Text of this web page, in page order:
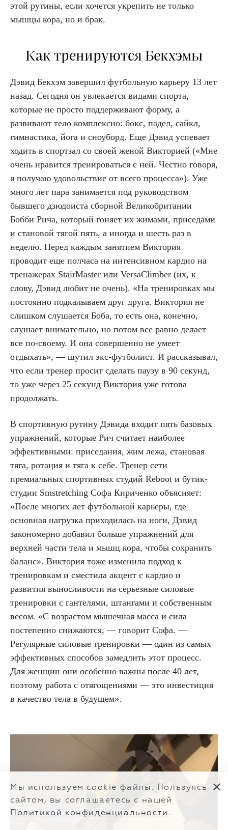
этой рутины, если хочется укрепить не только
мышцы кора, но и брак.
Как тренируются Бекхэмы
Дэвид Бекхэм завершил футбольную карьеру 13 лет
назад. Сегодня он увлекается видами спорта,
которые не просто поддерживают форму, а
развивают тело комплексно: бокс, падел, сайкл,
гимнастика, йога и сноуборд. Еще Дэвид успевает
ходить в спортзал со своей женой Викторией («Мне
очень нравится тренироваться с ней. Честно говоря,
я получаю удовольствие от всего процесса»). Уже
много лет пара занимается под руководством
бывшего дзюдоиста сборной Великобритании
Бобби Рича, который гоняет их жимами, приседами
и становой тягой пять, а иногда и шесть раз в
неделю. Перед каждым занятием Виктория
проводит еще полчаса на интенсивном кардио на
тренажерах StairMaster или VersaClimber (их, к
слову, Дэвид любит не очень). «На тренировках мы
постоянно подкалываем друг друга. Виктория не
слишком слушается Боба, то есть она, конечно,
слушает внимательно, но потом все равно делает
все по-своему. И она совершенно не умеет
отдыхать», — шутил экс-футболист. И рассказывал,
что если тренер просит сделать паузу в 90 секунд,
то уже через 25 секунд Виктория уже готова
продолжать.
В спортивную рутину Дэвида входит пять базовых
упражнений, которые Рич считает наиболее
эффективными: приседания, жим лежа, становая
тяга, ротация и тяга к себе. Тренер сети
премиальных спортивных студий Reboot и бутик-
студии Smstretching Софа Кириченко объясняет:
«После многих лет футбольной карьеры, где
основная нагрузка приходилась на ноги, Дэвид
закономерно добавил больше упражнений для
верхней части тела и мышц кора, чтобы сохранить
баланс». Виктория тоже изменила подход к
тренировкам и сместила акцент с кардио и
развития выносливости на серьезные силовые
тренировки с гантелями, штангами и собственным
весом. «С возрастом мышечная масса и сила
постепенно снижаются, — говорит Софа. —
Регулярные силовые тренировки — один из самых
эффективных способов замедлить этот процесс.
Для женщин они особенно важны после 40 лет,
поэтому работа с отягощениями — это инвестиция
в качество тела в будущем».
Мы используем cookie файлы. Пользуясь
сайтом, вы соглашаетесь с нашей
Политикой конфиденциальности .
✕